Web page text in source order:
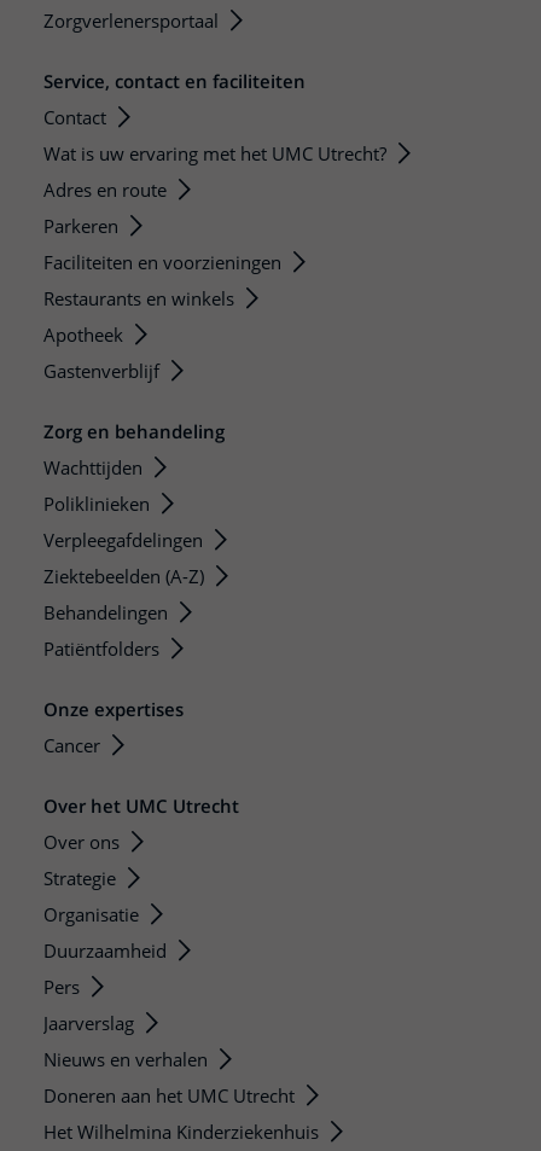
Zorgverlenersportaal
Service, contact en faciliteiten
Contact
Wat is uw ervaring met het UMC Utrecht?
Adres en route
Parkeren
Faciliteiten en voorzieningen
Restaurants en winkels
Apotheek
Gastenverblijf
Zorg en behandeling
Wachttijden
Poliklinieken
Verpleegafdelingen
Ziektebeelden (A-Z)
Behandelingen
Patiëntfolders
Onze expertises
Cancer
Over het UMC Utrecht
Over ons
Strategie
Organisatie
Duurzaamheid
Pers
Jaarverslag
Nieuws en verhalen
Doneren aan het UMC Utrecht
Het Wilhelmina Kinderziekenhuis